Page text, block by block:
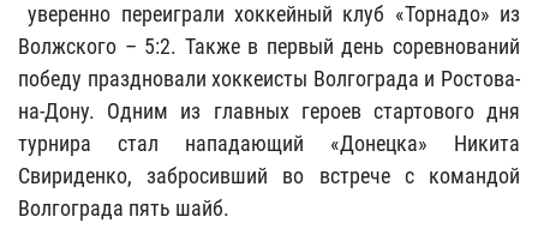
уверенно переиграли хоккейный клуб «Торнадо» из
Волжского – 5:2. Также в первый день соревнований
победу праздновали хоккеисты Волгограда и Ростова-
на-Дону. Одним из главных героев стартового дня
турнира стал нападающий «Донецка» Никита
Свириденко, забросивший во встрече с командой
Волгограда пять шайб.